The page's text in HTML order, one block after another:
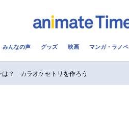
みんなの声 グッズ 映画 マンガ・ラノベ
は？ カラオケセトリを作ろう